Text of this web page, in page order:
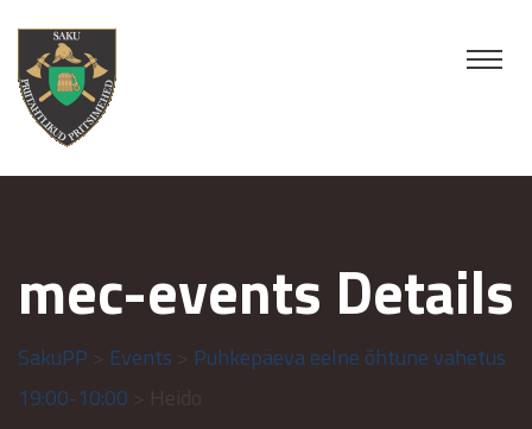
mec-events Details
SakuPP Events
Puhkepäeva eelne õhtune vahetus
19:00-10:00